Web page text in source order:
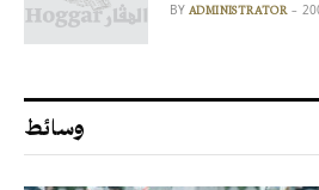
BY ADMINISTRATOR
وسائط